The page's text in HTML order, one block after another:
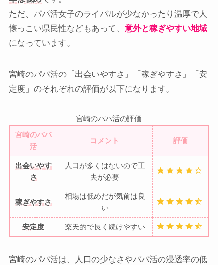
ただ、パパ活女子のライバルが少なかったり温厚で人
懐っこい県民性などもあって、 意外と稼ぎやすい地域
になっています。
宮崎のパパ活の「出会いやすさ」「稼ぎやすさ」「安
定度」のそれぞれの評価が以下になります。
宮崎のパパ活の評価
宮崎のパパ
活
コメント 評価
出会いやす
さ
人口が多くはないので工
夫が必要
稼ぎやすさ
相場は低めだが気前は良
い
安定度 楽天的で長く続けやすい
宮崎のパパ活は、人口の少なさやパパ活の浸透率の低